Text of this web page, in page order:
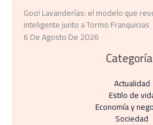
Goo! Lavanderías: el modelo que
inteligente junto a Tormo Franquicias
6 De Agosto De 2026
Actualidad
Estilo de
Economía y
Sociedad